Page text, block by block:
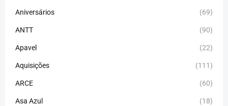
Aniversários (69)
ANTT (90)
Apavel (22)
Aquisições (111)
ARCE (60)
Asa Azul (18)